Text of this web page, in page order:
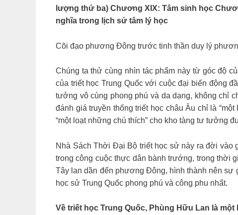
lượng thứ ba) Chương XIX: Tâm sinh học
nghĩa trong lịch sử tâm lý học
Cõi đạo phương Đông trước tinh thần duy lý
Chúng ta thử cùng nhìn tác phẩm này từ góc độ
của triết học Trung Quốc với cuộc đại biến động
tưởng vô cùng phong phú và da dạng, không chỉ
đánh giá truyền thống triết học châu Âu chỉ là
“một loạt những chú thích” cho kho tàng tư tưởng
Nhà Sách Thời Đại Bộ triết học sử này ra đời
trong công cuộc thực dân bành trướng, trong thời
Tây lan dần đến phương Đông, hình thành nên sự
học sử Trung Quốc phong phú và công phu nhất.
Về triết học Trung Quốc, Phùng Hữu Lan là